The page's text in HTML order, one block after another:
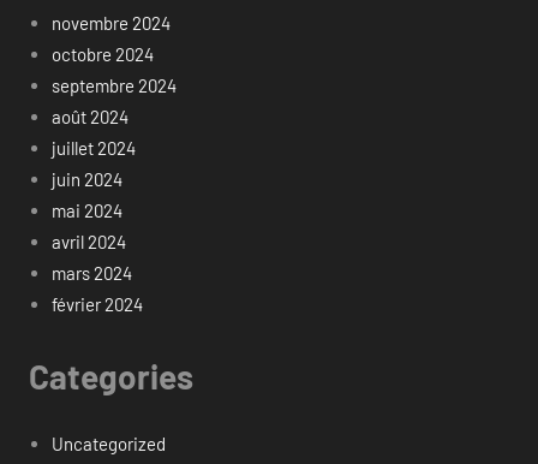
novembre 2024
octobre 2024
septembre 2024
août 2024
juillet 2024
juin 2024
mai 2024
avril 2024
mars 2024
février 2024
Categories
Uncategorized